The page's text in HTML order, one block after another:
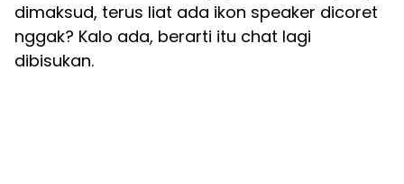
dimaksud, terus liat ada ikon speaker dicoret
nggak? Kalo ada, berarti itu chat lagi
dibisukan.